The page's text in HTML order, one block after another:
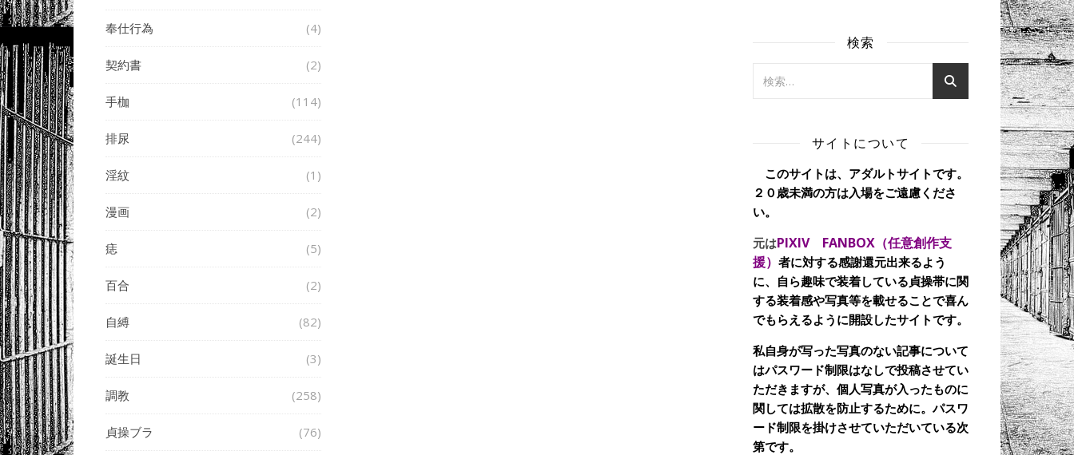
奉仕行為 (4)
契約書 (2)
手枷 (114)
排尿 (244)
淫紋 (1)
漫画 (2)
痣 (5)
百合 (2)
自縛 (82)
誕生日 (3)
調教 (258)
貞操ブラ (76)
検索
サイトについて
このサイトは、アダルトサイトです。
２０歳未満の方は入場をご遠慮くださ
い。
元はPIXIV FANBOX（任意創作支
援） 者に対する感謝還元出来るよう
に、自ら趣味で装着している貞操帯に関
する装着感や写真等を載せることで喜ん
でもらえるように開設したサイトです。
私自身が写った写真のない記事について
はパスワード制限はなしで投稿させてい
ただきますが、個人写真が入ったものに
関しては拡散を防止するために。パスワ
ード制限を掛けさせていただいている次
第です。